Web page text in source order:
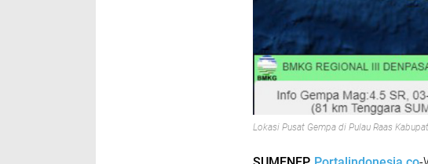
Lokasi Pusat Gempa di Pulau Raas